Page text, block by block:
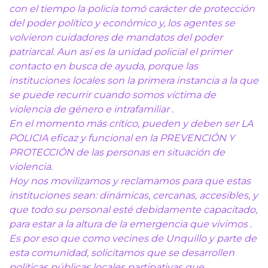
con el tiempo la policía tomó carácter de protección
del poder político y económico y, los agentes se
volvieron cuidadores de mandatos del poder
patriarcal. Aun así es la unidad policial el primer
contacto en busca de ayuda, porque las
instituciones locales son la primera instancia a la que
se puede recurrir cuando somos víctima de
violencia de género e intrafamiliar .
En el momento más crítico, pueden y deben ser LA
POLICIA eficaz y funcional en la PREVENCIÓN Y
PROTECCIÓN de las personas en situación de
violencia.
Hoy nos movilizamos y reclamamos para que estas
instituciones sean: dinámicas, cercanas, accesibles, y
que todo su personal esté debidamente capacitado,
para estar a la altura de la emergencia que vivimos .
Es por eso que como vecines de Unquillo y parte de
esta comunidad, solicitamos que se desarrollen